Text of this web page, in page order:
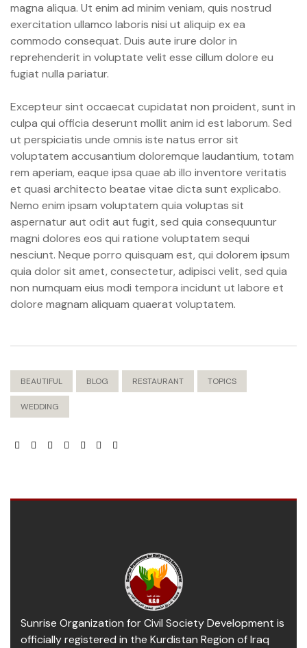
magna aliqua. Ut enim ad minim veniam, quis nostrud
exercitation ullamco laboris nisi ut aliquip ex ea
commodo consequat. Duis aute irure dolor in
reprehenderit in voluptate velit esse cillum dolore eu
fugiat nulla pariatur.
Excepteur sint occaecat cupidatat non proident, sunt in
culpa qui officia deserunt mollit anim id est laborum. Sed
ut perspiciatis unde omnis iste natus error sit
voluptatem accusantium doloremque laudantium, totam
rem aperiam, eaque ipsa quae ab illo inventore veritatis
et quasi architecto beatae vitae dicta sunt explicabo.
Nemo enim ipsam voluptatem quia voluptas sit
aspernatur aut odit aut fugit, sed quia consequuntur
magni dolores eos qui ratione voluptatem sequi
nesciunt. Neque porro quisquam est, qui dolorem ipsum
quia dolor sit amet, consectetur, adipisci velit, sed quia
non numquam eius modi tempora incidunt ut labore et
dolore magnam aliquam quaerat voluptatem.
BEAUTIFUL BLOG RESTAURANT TOPICS
WEDDING
Sunrise Organization for Civil Society Development is
officially registered in the Kurdistan Region of Iraq